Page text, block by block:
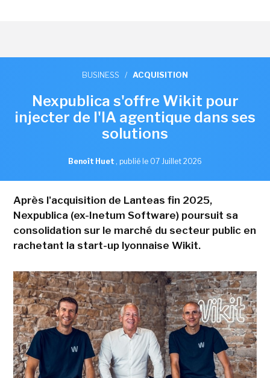
BUSINESS / ACQUISITION
Nexpublica s'offre Wikit pour
injecter de l'IA agentique dans ses
solutions
Benoît Huet , publié le 07 Juillet 2026
Après l'acquisition de Lanteas fin 2025,
Nexpublica (ex-Inetum Software) poursuit sa
consolidation sur le marché du secteur public en
rachetant la start-up lyonnaise Wikit.